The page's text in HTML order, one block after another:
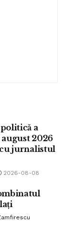
Profi 24 TV
iar
a
august 2026
jurnalistul
2026-08-08